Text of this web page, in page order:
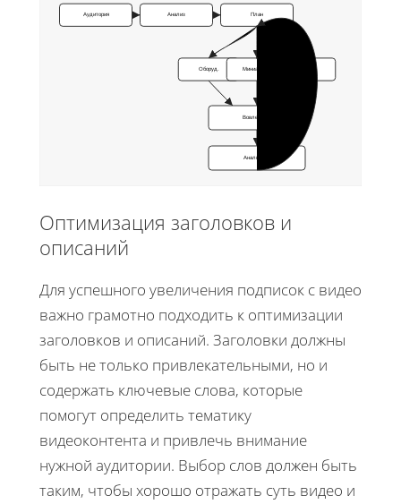
Аудитория Анализ План
Оборуд. Миниатюры
Вовлечение
Аналитика
Оптимизация заголовков и
описаний
Для успешного увеличения подписок с видео
важно грамотно подходить к оптимизации
заголовков и описаний. Заголовки должны
быть не только привлекательными, но и
содержать ключевые слова, которые
помогут определить тематику
видеоконтента и привлечь внимание
нужной аудитории. Выбор слов должен быть
таким, чтобы хорошо отражать суть видео и